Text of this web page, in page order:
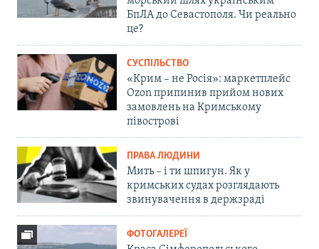
БпЛА до Севастополя. Чи реально
це?
СУСПІЛЬСТВО
«Крим – не Росія»: маркетплейс
Ozon припинив прийом нових
замовлень на Кримському
півострові
ПРАВА ЛЮДИНИ
Мить – і ти шпигун. Як у
кримських судах розглядають
звинувачення в держзраді
ФОТОГАЛЕРЕЇ